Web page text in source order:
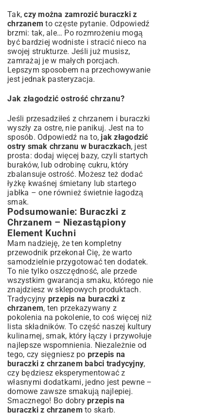
Tak,czy można zamrozić buraczki z
chrzanem to częste pytanie. Odpowiedź
brzmi: tak, ale… Po rozmrożeniu mogą
być bardziej wodniste i stracić nieco na
swojej strukturze. Jeśli już musisz,
zamrażaj je w małych porcjach.
Lepszym sposobem na przechowywanie
jest jednak pasteryzacja.
Jak złagodzić ostrość chrzanu?
Jeśli przesadziłeś z chrzanem i buraczki
wyszły za ostre, nie panikuj. Jest na to
sposób. Odpowiedź na to, jak złagodzić
ostry smak chrzanu w buraczkach, jest
prosta: dodaj więcej bazy, czyli startych
buraków, lub odrobinę cukru, który
zbalansuje ostrość. Możesz też dodać
łyżkę kwaśnej śmietany lub startego
jabłka – one również świetnie łagodzą
smak.
Podsumowanie: Buraczki z
Chrzanem – Niezastąpiony
Element Kuchni
Mam nadzieję, że ten kompletny
przewodnik przekonał Cię, że warto
samodzielnie przygotować ten dodatek.
To nie tylko oszczędność, ale przede
wszystkim gwarancja smaku, którego nie
znajdziesz w sklepowych produktach.
Tradycyjny przepis na buraczki z
chrzanem, ten przekazywany z
pokolenia na pokolenie, to coś więcej niż
lista składników. To część naszej kultury
kulinarnej, smak, który łączy i przywołuje
najlepsze wspomnienia. Niezależnie od
tego, czy sięgniesz po przepis na
buraczki z chrzanem babci tradycyjny,
czy będziesz eksperymentować z
własnymi dodatkami, jedno jest pewne –
domowe zawsze smakują najlepiej.
Smacznego! Bo dobry przepis na
buraczki z chrzanem to skarb.